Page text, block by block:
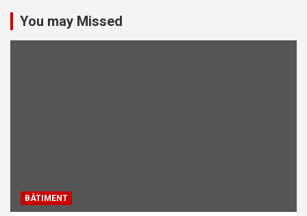
You may Missed
BÂTIMENT